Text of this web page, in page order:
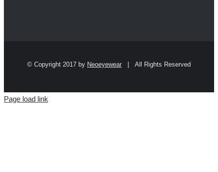
© Copyright 2017 by Neoeyewear | All Rights Reserved
Page load link